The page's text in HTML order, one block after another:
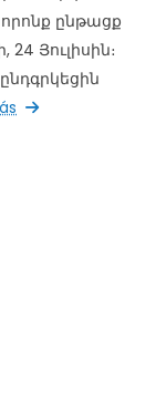
ընթացք
Յուլիսին։